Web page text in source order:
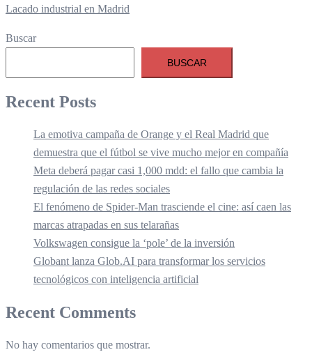
Lacado industrial en Madrid
Buscar
BUSCAR
Recent Posts
La emotiva campaña de Orange y el Real Madrid que
demuestra que el fútbol se vive mucho mejor en compañía
Meta deberá pagar casi 1,000 mdd: el fallo que cambia la
regulación de las redes sociales
El fenómeno de Spider-Man trasciende el cine: así caen las
marcas atrapadas en sus telarañas
Volkswagen consigue la ‘pole’ de la inversión
Globant lanza Glob.AI para transformar los servicios
tecnológicos con inteligencia artificial
Recent Comments
No hay comentarios que mostrar.